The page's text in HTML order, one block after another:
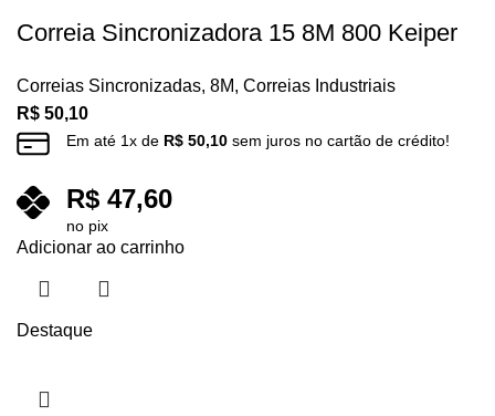
Correia Sincronizadora 15 8M 800 Keiper
Correias Sincronizadas, 8M, Correias Industriais
R$ 50,10
Em até 1x de R$ 50,10 sem juros no cartão de crédito!
R$ 47,60
no pix
Adicionar ao carrinho
Destaque